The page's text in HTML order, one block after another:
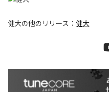
健大の他のリリース： 健大